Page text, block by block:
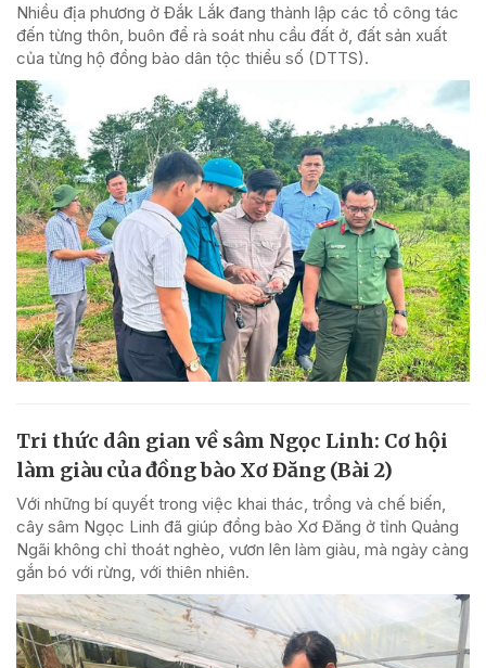
Nhiều địa phương ở Đắk Lắk đang thành lập các tổ công tác
đến từng thôn, buôn để rà soát nhu cầu đất ở, đất sản xuất
của từng hộ đồng bào dân tộc thiểu số (DTTS).
Tri thức dân gian về sâm Ngọc Linh: Cơ hội
làm giàu của đồng bào Xơ Đăng (Bài 2)
Với những bí quyết trong việc khai thác, trồng và chế biến,
cây sâm Ngọc Linh đã giúp đồng bào Xơ Đăng ở tỉnh Quảng
Ngãi không chỉ thoát nghèo, vươn lên làm giàu, mà ngày càng
gắn bó với rừng, với thiên nhiên.